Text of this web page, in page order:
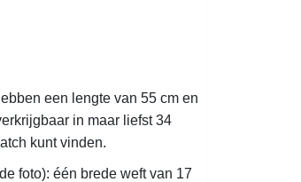
een lengte van 55 cm en
in maar liefst 34
kunt vinden.
foto): één brede weft van 17